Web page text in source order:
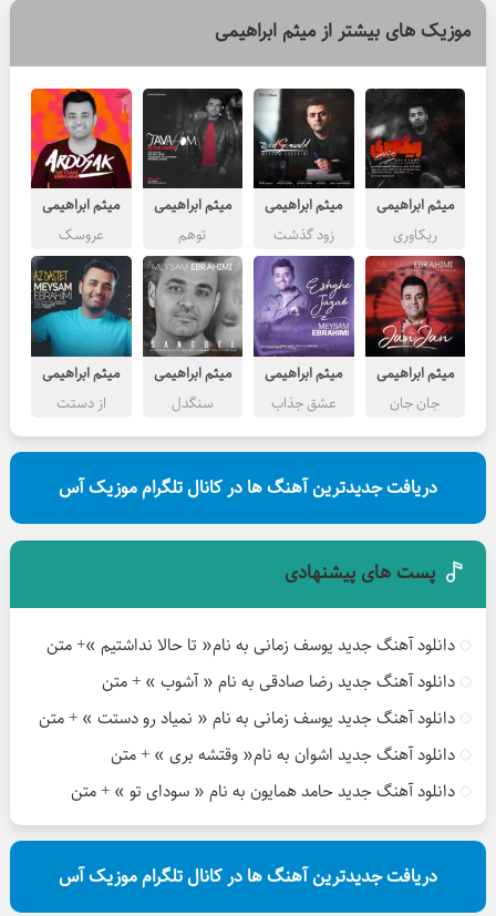
موزیک های بیشتر ازمیثم ابراهیمی
میثم ابراهیمی
ریکاوری
میثم ابراهیمی
زود گذشت
میثم ابراهیمی
توهم
میثم ابراهیمی
عروسک
میثم ابراهیمی
جان جان
میثم ابراهیمی
عشق جذاب
میثم ابراهیمی
سنگدل
میثم ابراهیمی
از دستت
دریافت جدیدترین آهنگ ها در کانال تلگرام موزیک آس
پست های پیشنهادی
دانلود آهنگ جدید یوسف زمانی به نام« تا حالا نداشتیم »+ متن
دانلود آهنگ جدید رضا صادقی به نام « آشوب » + متن
دانلود آهنگ جدید یوسف زمانی به نام « نمیاد رو دستت » + متن
دانلود آهنگ جدید اشوان به نام« وقتشه بری » + متن
دانلود آهنگ جدید حامد همایون به نام « سودای تو » + متن
دریافت جدیدترین آهنگ ها در کانال تلگرام موزیک آس